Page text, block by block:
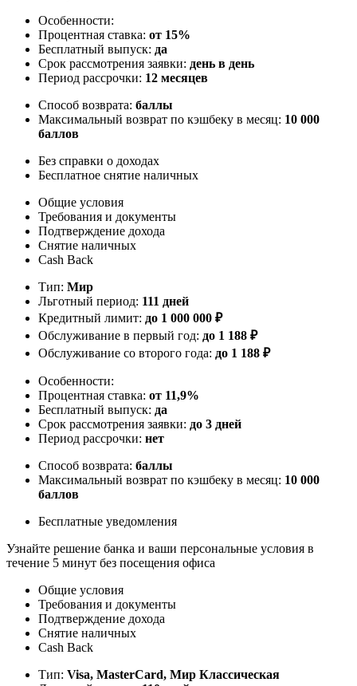
Особенности:
Процентная ставка: от 15%
Бесплатный выпуск: да
Срок рассмотрения заявки: день в день
Период рассрочки: 12 месяцев
Способ возврата: баллы
Максимальный возврат по кэшбеку в месяц: 10 000
баллов
Без справки о доходах
Бесплатное снятие наличных
Общие условия
Требования и документы
Подтверждение дохода
Снятие наличных
Cash Back
Тип: Мир
Льготный период: 111 дней
Кредитный лимит: до 1 000 000 ₽
Обслуживание в первый год: до 1 188 ₽
Обслуживание со второго года: до 1 188 ₽
Особенности:
Процентная ставка: от 11,9%
Бесплатный выпуск: да
Срок рассмотрения заявки: до 3 дней
Период рассрочки: нет
Способ возврата: баллы
Максимальный возврат по кэшбеку в месяц: 10 000
баллов
Бесплатные уведомления
Узнайте решение банка и ваши персональные условия в
течение 5 минут без посещения офиса
Общие условия
Требования и документы
Подтверждение дохода
Снятие наличных
Cash Back
Тип: Visa, MasterСard, Мир Классическая